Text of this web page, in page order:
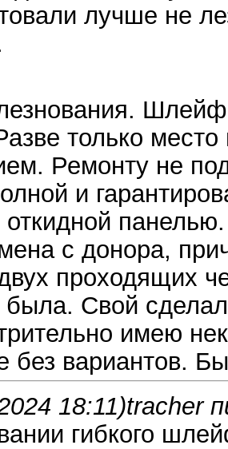
лучше не
только
Ремонту не
и
откидной
с донора,
проходящих
Свой
имею
без вариантов.
18:11)tracher
гибкого